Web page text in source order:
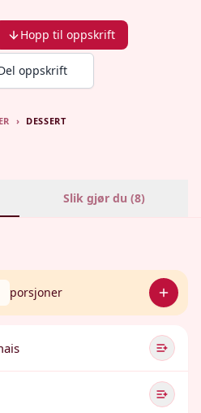
Hopp til oppskrift
oppskrift
› DESSERT
Slik gjør du (8)
porsjoner